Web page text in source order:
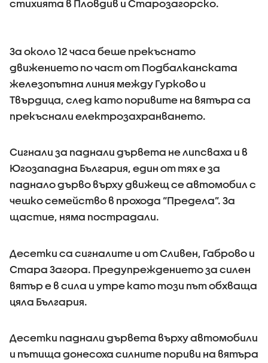
стихията в Пловдив и Старозагорско.
За около 12 часа беше прекъснато
движението по част от Подбалканската
железопътна линия между Гурково и
Твърдица, след като поривите на вятъра са
прекъснали електрозахранването.
Сигнали за паднали дървета не липсваха и в
Югозападна България, един от тях е за
паднало дърво върху движещ се автомобил с
чешко семейство в прохода “Предела”. За
щастие, няма пострадали.
Десетки са сигналите и от Сливен, Габрово и
Стара Загора. Предупреждението за силен
вятър е в сила и утре като този път обхваща
цяла България.
Десетки паднали дървета върху автомобили
и пътища донесоха силните пориви на вятъра